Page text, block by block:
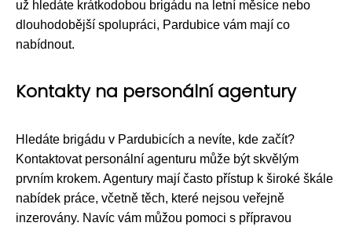
už hledáte krátkodobou brigádu na letní měsíce nebo
dlouhodobější spolupráci, Pardubice vám mají co
nabídnout.
Kontakty na personální agentury
Hledáte brigádu v Pardubicích a nevíte, kde začít?
Kontaktovat personální agenturu může být skvělým
prvním krokem. Agentury mají často přístup k široké škále
nabídek práce, včetně těch, které nejsou veřejně
inzerovány. Navíc vám můžou pomoci s přípravou